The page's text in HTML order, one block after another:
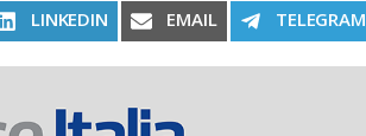
SHARE ON
LINKEDIN SHARE ON
EMAIL SHARE ON
TELEGRAM